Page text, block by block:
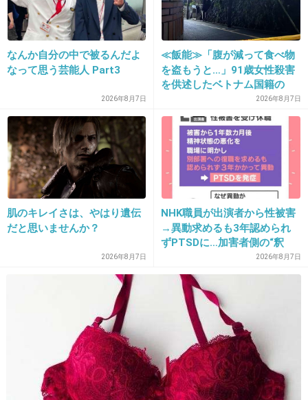
でも走りながら通りすがりの人の髪をどうやって切ったん
だろう
想像したらかなり難しいんじゃないかと思う
無理矢理やったら被害者に大けがさせそうだし・・・、す
みません１００％私の主観なんですが犯人やり慣れてるん
+9
28. 匿名2013/09/03(火) 16:23:12
さっきニュース見たけど、嘘だったみたい
+16 -10
小学生の頃に、おさげの片方を突然ひっぱられ
てゴムがとられたことがある。
それですら、ぞっとしたし、今でもときどき胸
が痛む。
なんか自分の中で被るんだよ
なって思う芸能人 Part3
2026年8月7日
≪飯能≫「腹が減って食べ物
を盗もうと…」91歳女性殺害
を供述したベトナム国籍の
男、在留資格なし…奪った車
で“3台追突”の逃走劇
2026年8月7日
肌のキレイさは、やはり遺伝
だと思いませんか？
2026年8月7日
NHK職員が出演者から性被害
→異動求めるも3年認められ
ずPTSDに…加害者側の“釈
明”にコラムニスト「納得がい
かない」一方で組織体制の問
題点も指摘
2026年8月7日